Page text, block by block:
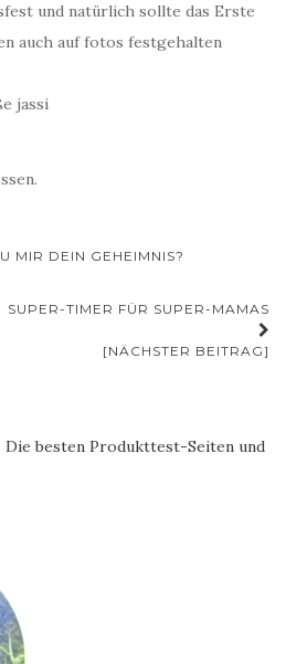
und natürlich sollte das Erste
auch auf fotos festgehalten
jassi
MIR DEIN GEHEIMNIS?
SUPER-TIMER FÜR SUPER-MAMAS
[NÄCHSTER BEITRAG]